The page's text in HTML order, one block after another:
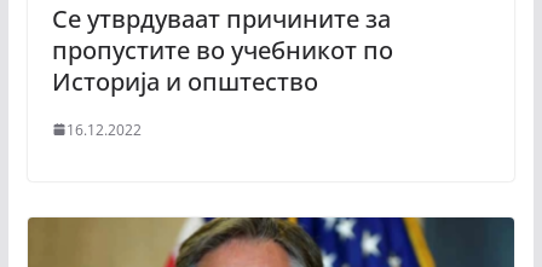
Се утврдуваат причините за
пропустите во учебникот по
Историја и општество
16.12.2022